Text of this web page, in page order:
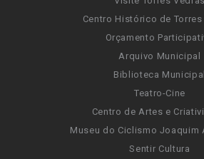
Centro Histórico de
Orçamento
Arquivo Municipal
Biblioteca Municipal
Teatro-Cine
Centro de Artes e
Museu do Ciclismo Joaquim
Sentir Cultura